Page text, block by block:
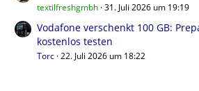
textilfreshgmbh 31. Juli 2026 um 19:19
Vodafone verschenkt 100 GB:
kostenlos testen
Torc 22. Juli 2026 um 18:22